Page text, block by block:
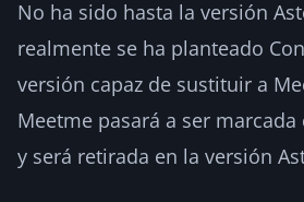
No ha sido hasta la versión
realmente se ha planteado
versión capaz de sustituir a
Meetme pasará a ser
y será retirada en la versión